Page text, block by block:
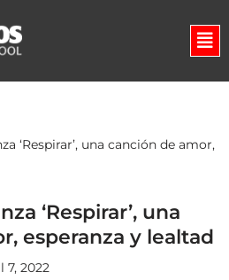
‘Respirar’, una canción de amor,
‘Respirar’, una
esperanza y lealtad
7, 2022